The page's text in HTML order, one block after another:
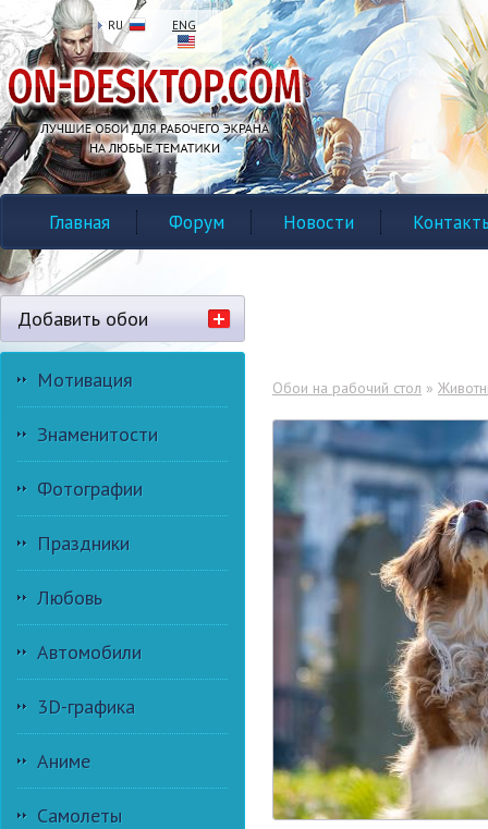
RU ENG
Главная Форум Новости
Добавить обои
Мотивация
Знаменитости
Фотографии
Праздники
Любовь
Автомобили
3D-графика
Аниме
Самолеты
Обои на рабочий стол »